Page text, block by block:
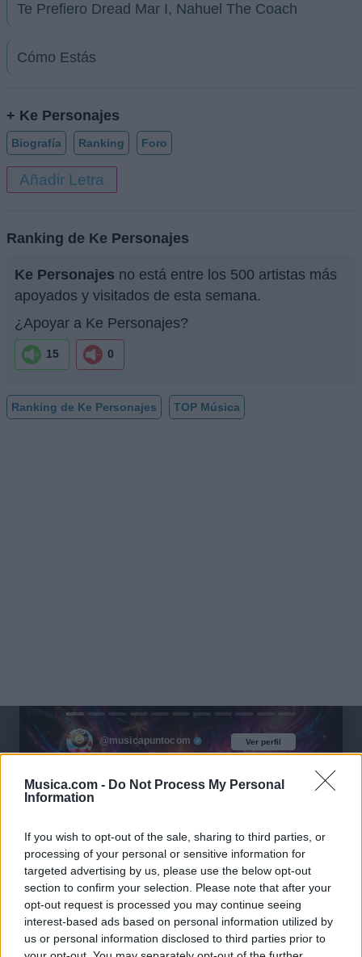
Musica.com - Do Not Process My Personal
Information
If you wish to opt-out of the sale, sharing to third parties, or
processing of your personal or sensitive information for
targeted advertising by us, please use the below opt-out
section to confirm your selection. Please note that after your
opt-out request is processed you may continue seeing
interest-based ads based on personal information utilized by
us or personal information disclosed to third parties prior to
Te Prefiero Dread Mar I, Nahuel The Coach
Cómo Estás
+ Ke Personajes
Biografía Ranking Foro
Añadir Letra
Ranking de Ke Personajes
Ke Personajes no está entre los 500 artistas más
apoyados y visitados de esta semana.
¿Apoyar a Ke Personajes?
15 0
Ranking de Ke Personajes TOP Música
Ver perfil
@musicapuntocom Ver perfil